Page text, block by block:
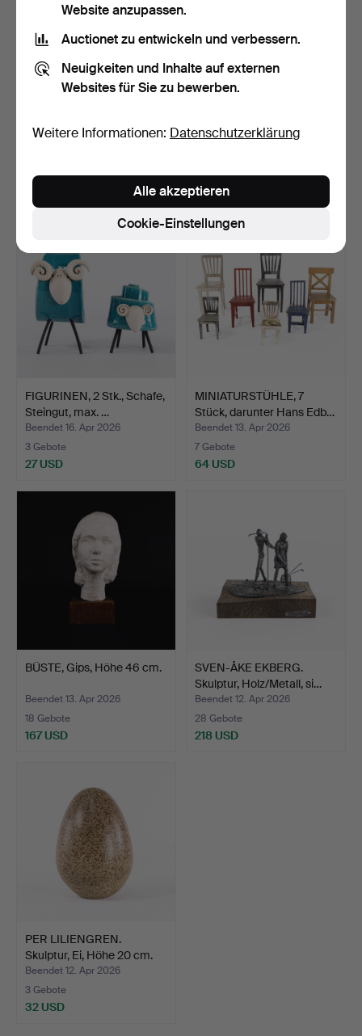
EVA HILD. Skulptur,
"Taggad", 3/135.
19 Gebote
AUGUSTE MOREAU. Nach,
Statuette, "La Faneu…
1 Gebot
22 USD
FIGURINEN, 2 Stk., Schafe,
Steingut, max. …
Beendet 16. Apr 2026
3 Gebote
27 USD
MINIATURSTÜHLE, 7
Stück, darunter Hans Edb…
Beendet 13. Apr 2026
7 Gebote
64 USD
BÜSTE, Gips, Höhe 46 cm.
Beendet 13. Apr 2026
18 Gebote
167 USD
SVEN-ÅKE EKBERG.
Skulptur, Holz/Metall, si…
Beendet 12. Apr 2026
28 Gebote
218 USD
PER LILIENGREN.
Skulptur, Ei, Höhe 20 cm.
Beendet 12. Apr 2026
3 Gebote
32 USD
Website anzupassen.
Auctionet zu entwickeln und verbessern.
Neuigkeiten und Inhalte auf externen
Websites für Sie zu bewerben.
Weitere Informationen: Datenschutzerklärung
Cookie-Einstellungen
Alle akzeptieren